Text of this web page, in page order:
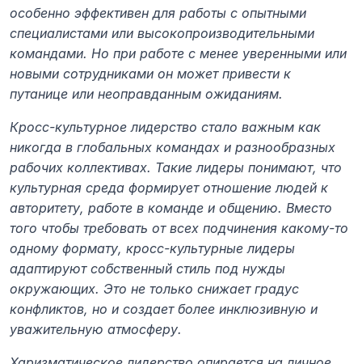
особенно эффективен для работы с опытными
специалистами или высокопроизводительными
командами. Но при работе с менее уверенными или
новыми сотрудниками он может привести к
путанице или неоправданным ожиданиям.
Кросс-культурное лидерство стало важным как
никогда в глобальных командах и разнообразных
рабочих коллективах. Такие лидеры понимают, что
культурная среда формирует отношение людей к
авторитету, работе в команде и общению. Вместо
того чтобы требовать от всех подчинения какому-то
одному формату, кросс-культурные лидеры
адаптируют собственный стиль под нужды
окружающих. Это не только снижает градус
конфликтов, но и создает более инклюзивную и
уважительную атмосферу.